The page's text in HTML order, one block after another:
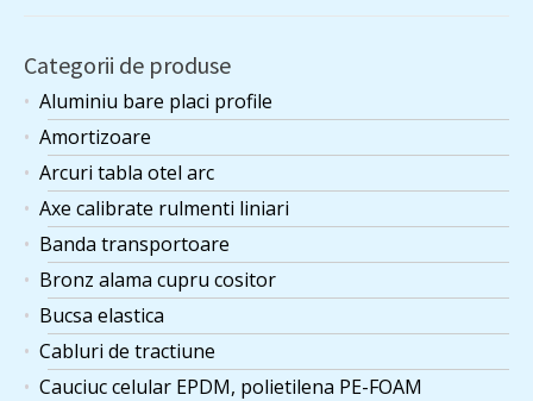
Categorii de produse
Aluminiu bare placi profile
Amortizoare
Arcuri tabla otel arc
Axe calibrate rulmenti liniari
Banda transportoare
Bronz alama cupru cositor
Bucsa elastica
Cabluri de tractiune
Cauciuc celular EPDM, polietilena PE-FOAM